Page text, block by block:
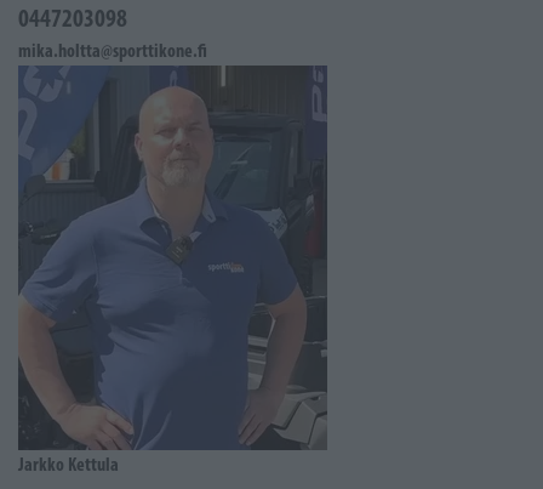
0447203098
mika.holtta@sporttikone.fi
Jarkko Kettula